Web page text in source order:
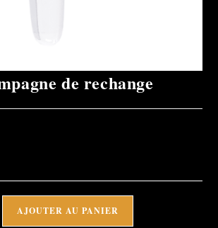
de rechange
AJOUTER AU PANIER